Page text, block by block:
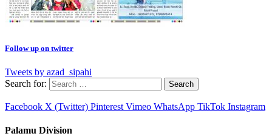
Follow up on twitter
Tweets by azad_sipahi
Search for:
Facebook X (Twitter) Pinterest Vimeo WhatsApp TikTok Instagram
Palamu Division